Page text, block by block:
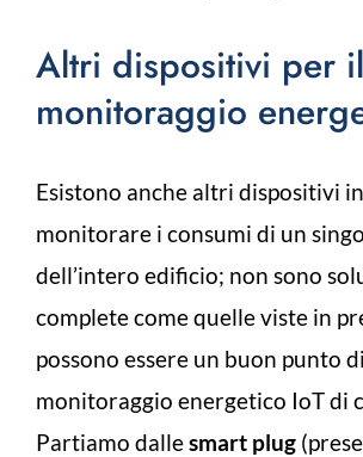
Altri dispositivi per il
monitoraggio
Esistono anche altri dispositivi
monitorare i consumi di un
dell’intero edificio; non sono
complete come quelle viste in
possono essere un buon punto
monitoraggio energetico IoT di
Partiamo dallesmart plug